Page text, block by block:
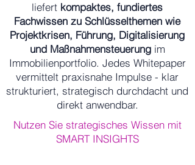
liefert kompaktes, fundiertes
Fachwissen zu Schlüsselthemen wie
Projektkrisen, Führung, Digitalisierung
und Maßnahmensteuerungim
Immobilienportfolio. Jedes Whitepaper
vermittelt praxisnahe Impulse - klar
strukturiert, strategisch durchdacht und
direkt anwendbar.
Nutzen Sie strategisches Wissen mit
SMART INSIGHTS